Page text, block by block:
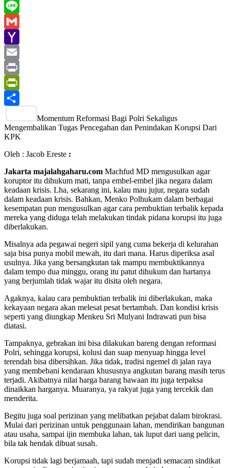
WhatsApp
Line
Gmail
Yahoo
Mail
Email
Print
PrintFriendly
Momentum Reformasi Bagi Polri Sekaligus
Mengembalikan Tugas Pencegahan dan Penindakan Korupsi Dari
KPK
Oleh : Jacob Ereste :
Jakarta majalahgaharu.com Machfud MD mengusulkan agar
koruptor itu dihukum mati, tanpa embel-embel jika negara dalam
keadaan krisis. Lha, sekarang ini, kalau mau jujur, negara sudah
dalam keadaan krisis. Bahkan, Menko Polhukam dalam berbagai
kesempatan pun mengusulkan agar cara pembuktian terbalik kepada
mereka yang diduga telah melakukan tindak pidana korupsi itu juga
diberlakukan.
Misalnya ada pegawai negeri sipil yang cuma bekerja di kelurahan
saja bisa punya mobil mewah, itu dari mana. Harus diperiksa asal
usulnya. Jika yang bersangkutan tak mampu membuktikannya
dalam tempo dua minggu, orang itu patut dihukum dan hartanya
yang berjumlah tidak wajar itu disita oleh negara.
Agaknya, kalau cara pembuktian terbalik ini diberlakukan, maka
kekayaan negara akan melesat pesat bertambah. Dan kondisi krisis
seperti yang diungkap Menkeu Sri Mulyani Indrawati pun bisa
diatasi.
Tampaknya, gebrakan ini bisa dilakukan bareng dengan reformasi
Polri, sehingga korupsi, kolusi dan suap menyuap hingga level
terendah bisa dibersihkan. Jika tidak, tradisi ngemel di jalan raya
yang membebani kendaraan khususnya angkutan barang masih terus
terjadi. Akibatnya nilai harga barang bawaan itu juga terpaksa
dinaikkan harganya. Muaranya, ya rakyat juga yang tercekik dan
menderita.
Begitu juga soal perizinan yang melibatkan pejabat dalam birokrasi.
Mulai dari perizinan untuk penggunaan lahan, mendirikan bangunan
atau usaha, sampai ijin membuka lahan, tak luput dari uang pelicin,
bila tak hendak dibuat susah.
Korupsi tidak lagi berjamaah, tapi sudah menjadi semacam sindikat